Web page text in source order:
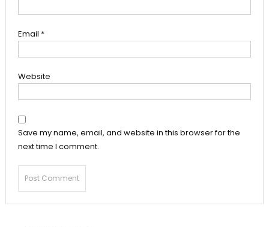
Email *
Website
Save my name, email, and website in this browser for the
next time I comment.